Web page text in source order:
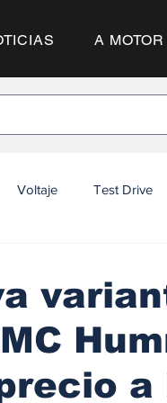
A MOTOR
Voltaje Test Drive
a